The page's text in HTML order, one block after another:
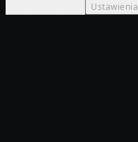
Ustawienia